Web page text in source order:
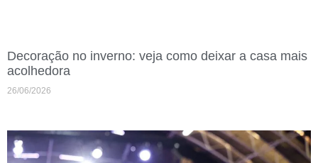
Decoração no inverno: veja como deixar a casa mais
acolhedora
26/06/2026